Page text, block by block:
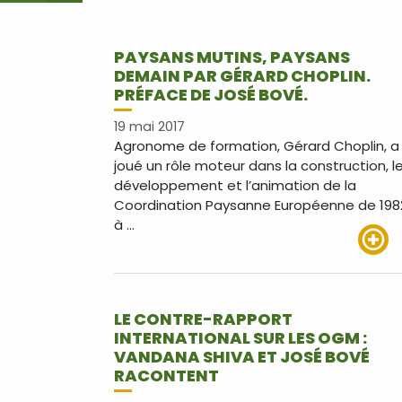
PAYSANS MUTINS, PAYSANS
DEMAIN PAR GÉRARD CHOPLIN.
PRÉFACE DE JOSÉ BOVÉ.
19 mai 2017
Agronome de formation, Gérard Choplin, a
joué un rôle moteur dans la construction, le
développement et l’animation de la
Coordination Paysanne Européenne de
à …
LE CONTRE-RAPPORT
INTERNATIONAL SUR LES OGM :
VANDANA SHIVA ET JOSÉ BOVÉ
RACONTENT